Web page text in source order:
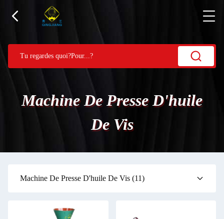
Machine De Presse D'huile
De Vis
Machine De Presse D'huile De Vis (11)